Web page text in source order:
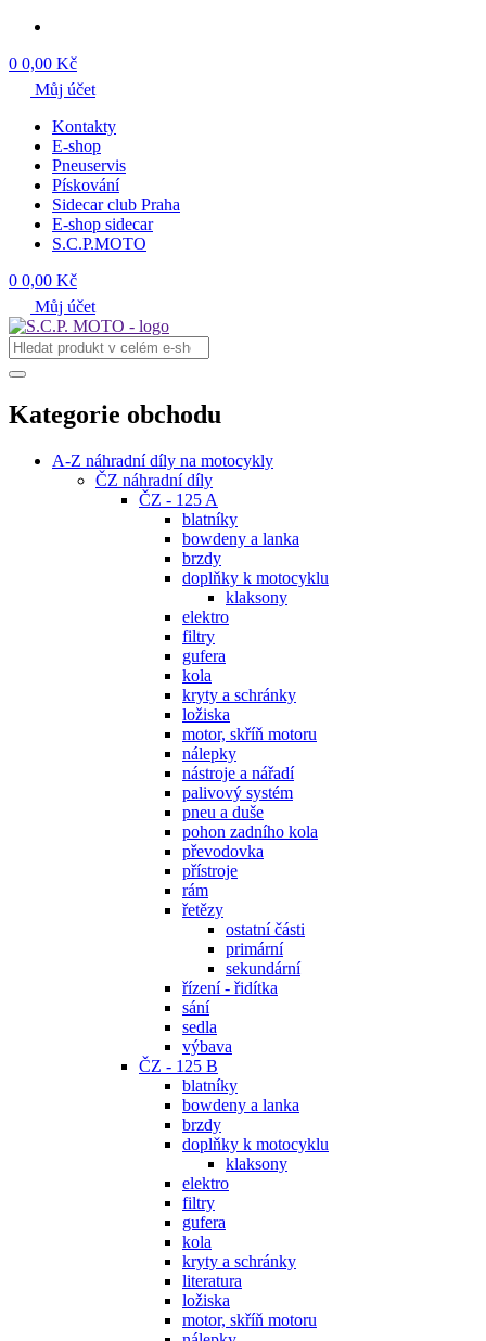
0 0,00 Kč
Můj účet
Kontakty
E-shop
Pneuservis
Pískování
Sidecar club Praha
E-shop sidecar
S.C.P.MOTO
0 0,00 Kč
Můj účet
Kategorie obchodu
A-Z náhradní díly na motocykly
ČZ náhradní díly
ČZ - 125 A
blatníky
bowdeny a lanka
brzdy
doplňky k motocyklu
klaksony
elektro
filtry
gufera
kola
kryty a schránky
ložiska
motor, skříň motoru
nálepky
nástroje a nářadí
palivový systém
pneu a duše
pohon zadního kola
převodovka
přístroje
rám
řetězy
ostatní části
primární
sekundární
řízení - řidítka
sání
sedla
výbava
ČZ - 125 B
blatníky
bowdeny a lanka
brzdy
doplňky k motocyklu
klaksony
elektro
filtry
gufera
kola
kryty a schránky
literatura
ložiska
motor, skříň motoru